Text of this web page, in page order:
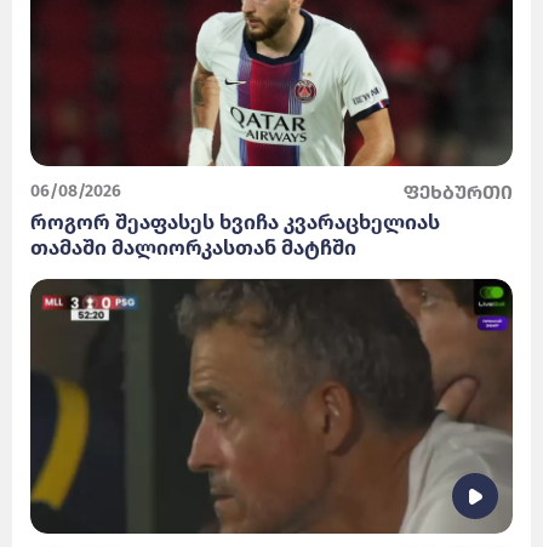
06/08/2026 ფეხბურთი
როგორ შეაფასეს ხვიჩა კვარაცხელიას
თამაში მალიორკასთან მატჩში